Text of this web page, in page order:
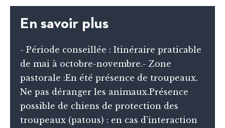
En savoir plus
- Période conseillée : Itinéraire praticable
de mai à octobre-novembre.- Zone
pastorale :En été présence de troupeaux.
Ne pas déranger les animaux.Présence
possible de chiens de protection des
troupeaux (patous) : en cas d'interaction